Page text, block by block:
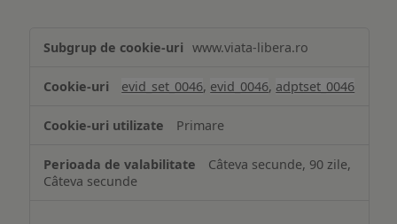
www.viata-libera.ro
evid_set_0046, evid_0046, adptset_0046
Primare
Câteva secunde, 90 zile,
Câteva secunde